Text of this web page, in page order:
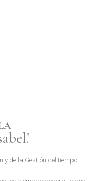
de la Gestión del tiempo.